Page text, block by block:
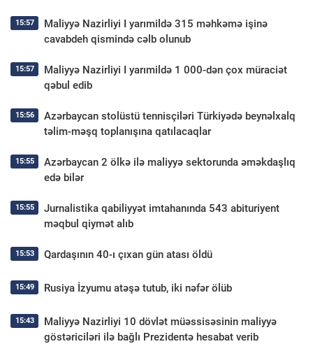
15:57
Maliyyə Nazirliyi I yarımildə 315 məhkəmə işinə
cavabdeh qismində cəlb olunub
15:57
Maliyyə Nazirliyi I yarımildə 1 000-dən çox müraciət
qəbul edib
15:56
Azərbaycan stolüstü tennisçiləri Türkiyədə beynəlxalq
təlim-məşq toplanışına qatılacaqlar
15:55
Azərbaycan 2 ölkə ilə maliyyə sektorunda əməkdaşlıq
edə bilər
15:55
Jurnalistika qabiliyyət imtahanında 543 abituriyent
məqbul qiymət alıb
15:53 Qardaşının 40-ı çıxan gün atası öldü
15:49 Rusiya İzyumu atəşə tutub, iki nəfər ölüb
15:43
Maliyyə Nazirliyi 10 dövlət müəssisəsinin maliyyə
göstəriciləri ilə bağlı Prezidentə hesabat verib